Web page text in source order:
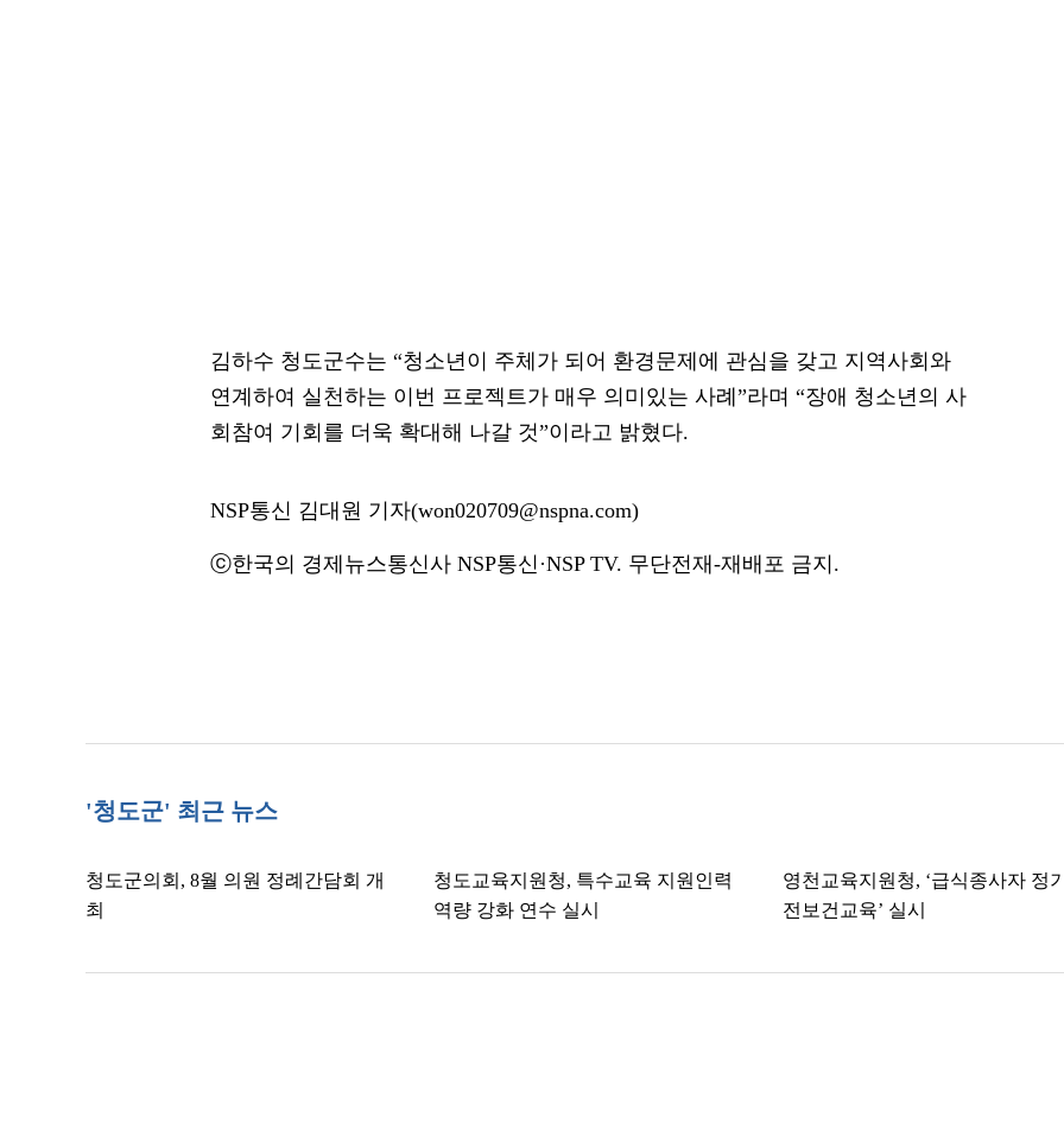
김하수 청도군수는 “청소년이 주체가 되어 환경문제에 관심을 갖고 지역사회와
연계하여 실천하는 이번 프로젝트가 매우 의미있는 사례”라며 “장애 청소년의 사
회참여 기회를 더욱 확대해 나갈 것”이라고 밝혔다.
NSP통신 김대원 기자(won020709@nspna.com)
ⓒ한국의 경제뉴스통신사 NSP통신·NSP TV. 무단전재-재배포 금지.
'청도군' 최근 뉴스
청도군의회, 8월 의원 정례간담회 개
최
청도교육지원청, 특수교육 지원인력
역량 강화 연수 실시
영천교육지원청, ‘급식종사자 정
전보건교육’ 실시